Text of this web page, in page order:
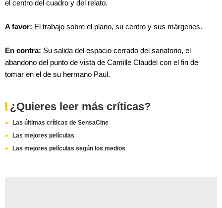
el centro del cuadro y del relato.
A favor: El trabajo sobre el plano, su centro y sus márgenes.
En contra: Su salida del espacio cerrado del sanatorio, el
abandono del punto de vista de Camille Claudel con el fin de
tomar en el de su hermano Paul.
¿Quieres leer más críticas?
Las últimas críticas de SensaCine
Las mejores películas
Las mejores películas según los medios